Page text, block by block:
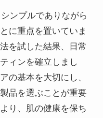
ンプルでありながら
に重点を置いていま
を試した結果、日常
ィンを確立しまし
の基本を大切にし、
品を選ぶことが重要
り、肌の健康を保ち